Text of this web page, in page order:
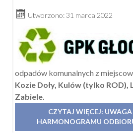
Utworzono: 31 marca 2022
odpadów komunalnych z
Kozie Doły, Kulów (tylko ROD),
Zabiele.
CZYTAJ WIĘCEJ:
HARMONOGRAMU